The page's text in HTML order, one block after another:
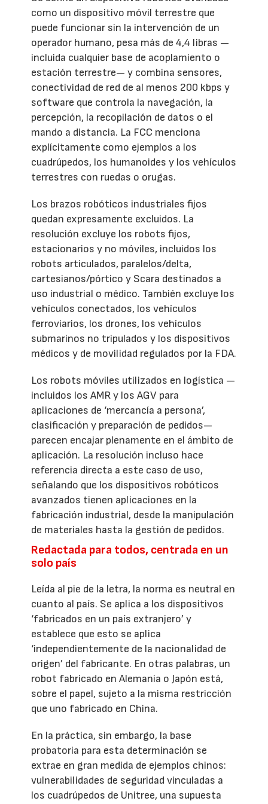
como un dispositivo móvil terrestre que
puede funcionar sin la intervención de un
operador humano, pesa más de 4,4 libras —
incluida cualquier base de acoplamiento o
estación terrestre— y combina sensores,
conectividad de red de al menos 200 kbps y
software que controla la navegación, la
percepción, la recopilación de datos o el
mando a distancia. La FCC menciona
explícitamente como ejemplos a los
cuadrúpedos, los humanoides y los vehículos
terrestres con ruedas o orugas.
Los brazos robóticos industriales fijos
quedan expresamente excluidos. La
resolución excluye los robots fijos,
estacionarios y no móviles, incluidos los
robots articulados, paralelos/delta,
cartesianos/pórtico y Scara destinados a
uso industrial o médico. También excluye los
vehículos conectados, los vehículos
ferroviarios, los drones, los vehículos
submarinos no tripulados y los dispositivos
médicos y de movilidad regulados por la FDA.
Los robots móviles utilizados en logística —
incluidos los AMR y los AGV para
aplicaciones de ‘mercancía a persona’,
clasificación y preparación de pedidos—
parecen encajar plenamente en el ámbito de
aplicación. La resolución incluso hace
referencia directa a este caso de uso,
señalando que los dispositivos robóticos
avanzados tienen aplicaciones en la
fabricación industrial, desde la manipulación
de materiales hasta la gestión de pedidos.
Redactada para todos, centrada en un
solo país
Leída al pie de la letra, la norma es neutral en
cuanto al país. Se aplica a los dispositivos
‘fabricados en un país extranjero’ y
establece que esto se aplica
‘independientemente de la nacionalidad de
origen’ del fabricante. En otras palabras, un
robot fabricado en Alemania o Japón está,
sobre el papel, sujeto a la misma restricción
que uno fabricado en China.
En la práctica, sin embargo, la base
probatoria para esta determinación se
extrae en gran medida de ejemplos chinos:
vulnerabilidades de seguridad vinculadas a
los cuadrúpedos de Unitree, una supuesta